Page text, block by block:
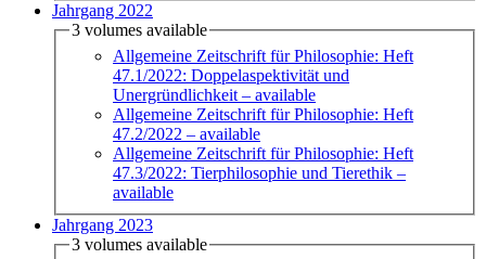
Jahrgang 2022
3 volumes available
Allgemeine Zeitschrift für Philosophie: Heft
47.1/2022: Doppelaspektivität und
Unergründlichkeit – available
Allgemeine Zeitschrift für Philosophie: Heft
47.2/2022 – available
Allgemeine Zeitschrift für Philosophie: Heft
47.3/2022: Tierphilosophie und Tierethik –
available
Jahrgang 2023
3 volumes available